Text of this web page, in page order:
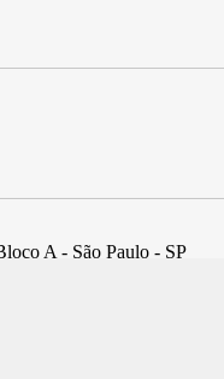
A - São Paulo - SP